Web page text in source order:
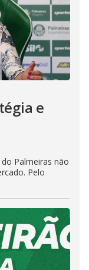
e
Palmeiras não
Pelo